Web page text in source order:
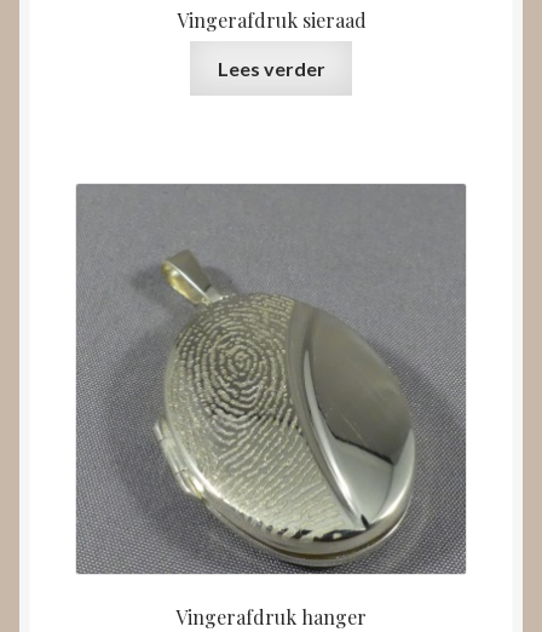
Vingerafdruk sieraad
Lees verder
Vingerafdruk hanger